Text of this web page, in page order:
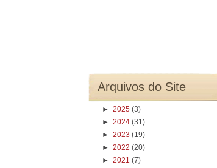
Arquivos do Site
► 2025 (3)
► 2024 (31)
► 2023 (19)
► 2022 (20)
► 2021 (7)